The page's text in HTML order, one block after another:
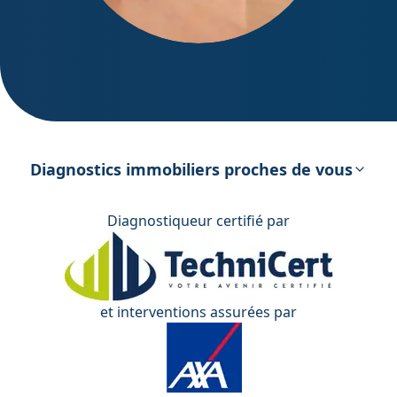
énergétique
Diagnostics immobiliers proches de vous
Diagnostiqueur certifié par
et interventions assurées par